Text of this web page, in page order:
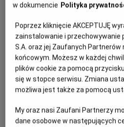
23 kwietnia 2016
Satoshi Kuwabara
OBSADA
Shunsuke Kazama, Gregory Abbey
OPIS FILMU
Gdy rok szkolny dobiega końca,
wracają do liceum. Wśród
tajemniczy i niepokojący
wzbudza narastający niepokój.
kontynuuje swoją obsesyjną
życia i stanąć z nim do
w dokumencie Polityka
Poprzez kliknięcie AKCEPTUJĘ
zainstalowanie i przechowywanie
S.A. oraz jej Zaufanych
końcowym. Możesz w każdej
plików cookie za pomocą
się w stopce serwisu. Zmiana
możliwa jest także za pomocą
My oraz nasi Zaufani Partnerzy
dane osobowe w następujących